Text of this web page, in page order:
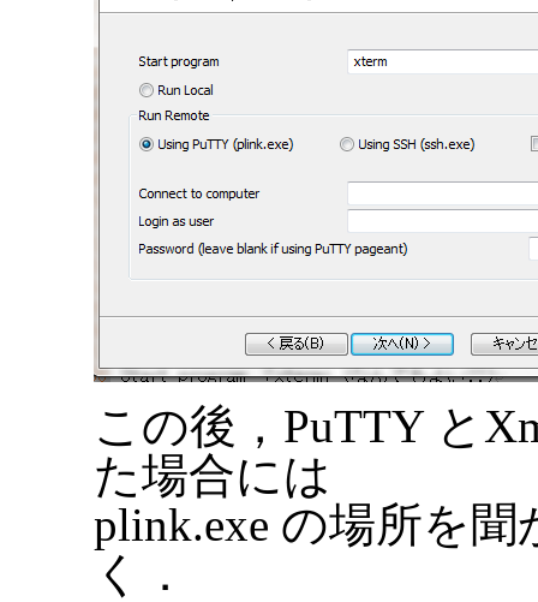
この後，PuTTY と
た場合には
plink.exe の場所を
く．